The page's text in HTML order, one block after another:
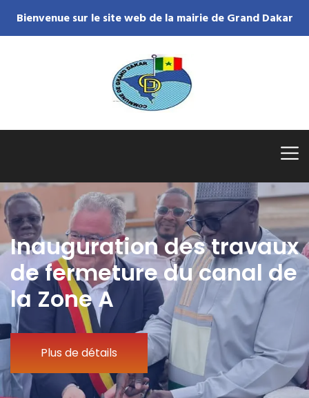
Bienvenue sur le site web de la mairie de Grand Dakar
Inauguration des travaux
de fermeture du canal de
la Zone A
Plus de détails